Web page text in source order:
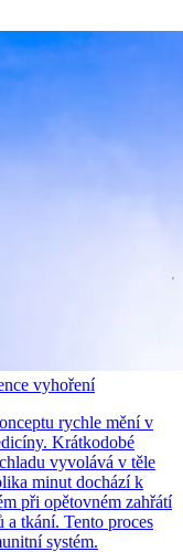
vyhoření
rychle mění v
Krátkodobé
vyvolává v těle
minut dochází k
při opětovném zahřátí
a tkání. Tento proces
systém.